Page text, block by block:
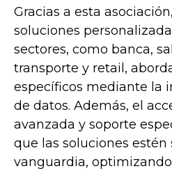
Gracias a esta
soluciones
sectores, como banca,
transporte y retail,
específicos mediante la
de datos. Además, el
avanzada y soporte
que las soluciones estén
vanguardia,